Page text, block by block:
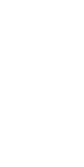
Bildergalerie